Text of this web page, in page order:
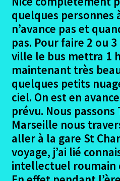
quelques personnes
n’avance pas et
pas. Pour faire 2 ou
ville le bus mettra 1
maintenant très
quelques petits
ciel. On est en
prévu. Nous passons
Marseille nous
aller à la gare St
voyage, j’ai lié
intellectuel roumain